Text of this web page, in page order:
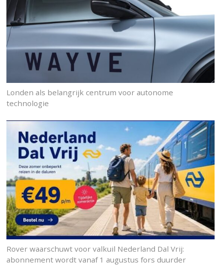
Londen als belangrijk centrum voor autonome
technologie
Rover waarschuwt voor valkuil Nederland Dal Vrij:
abonnement wordt vanaf 1 augustus fors duurder